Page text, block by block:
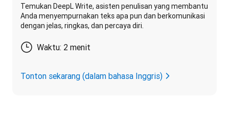
Temukan DeepL Write, asisten penulisan yang membantu
Anda menyempurnakan teks apa pun dan berkomunikasi
dengan jelas, ringkas, dan percaya diri.
Waktu: 2 menit
Tonton sekarang (dalam bahasa Inggris)